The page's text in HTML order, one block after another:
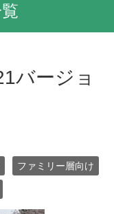
バージョ
ファミリー層向け